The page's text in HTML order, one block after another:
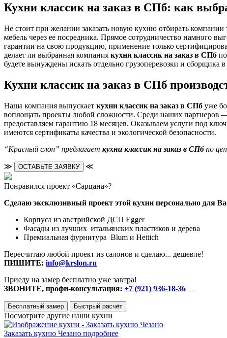
Кухни классик на заказ в СПб: как
Не стоит при желании заказать новую кухню отбирать
мебель через ее посредника. Прямое сотрудничество намного
гарантии на свою продукцию, применение только
делает ли выбранная компания кухни классик на заказ в СПб
будете вынуждены искать отдельно грузоперевозки и сборщика в
Кухни классик на заказ в СПб
Наша компания выпускает кухни классик на заказ в СПб уже
воплощать проекты любой сложности. Среди наших партнеров
предоставляем гарантию 18 месяцев. Оказываем услуги под
имеются сертификаты качества и экологической безопасности.
“Красный слон” предлагает кухни классик на заказ в СПбпо
≫ ОСТАВЬТЕ ЗАЯВКУ ≪
Понравился проект «Сарцана»?
Сделаю эксклюзивный проект этой кухни персонально для
Корпуса из австрийской ДСП Egger
Фасады из лучших итальянских пластиков и дерева
Премиальная фурнитура Blum и Hettich
Пересчитаю любой проект из салонов и сделаю... дешевле!
ПИШИТЕ: info@krslon.ru
Приеду на замер бесплатно уже завтра!
ЗВОНИТЕ, профи-консультация: +7 (921) 936-18-36
Бесплатный замер Быстрый расчёт
Посмотрите другие наши кухни
Заказать кухню Чезано подробнее